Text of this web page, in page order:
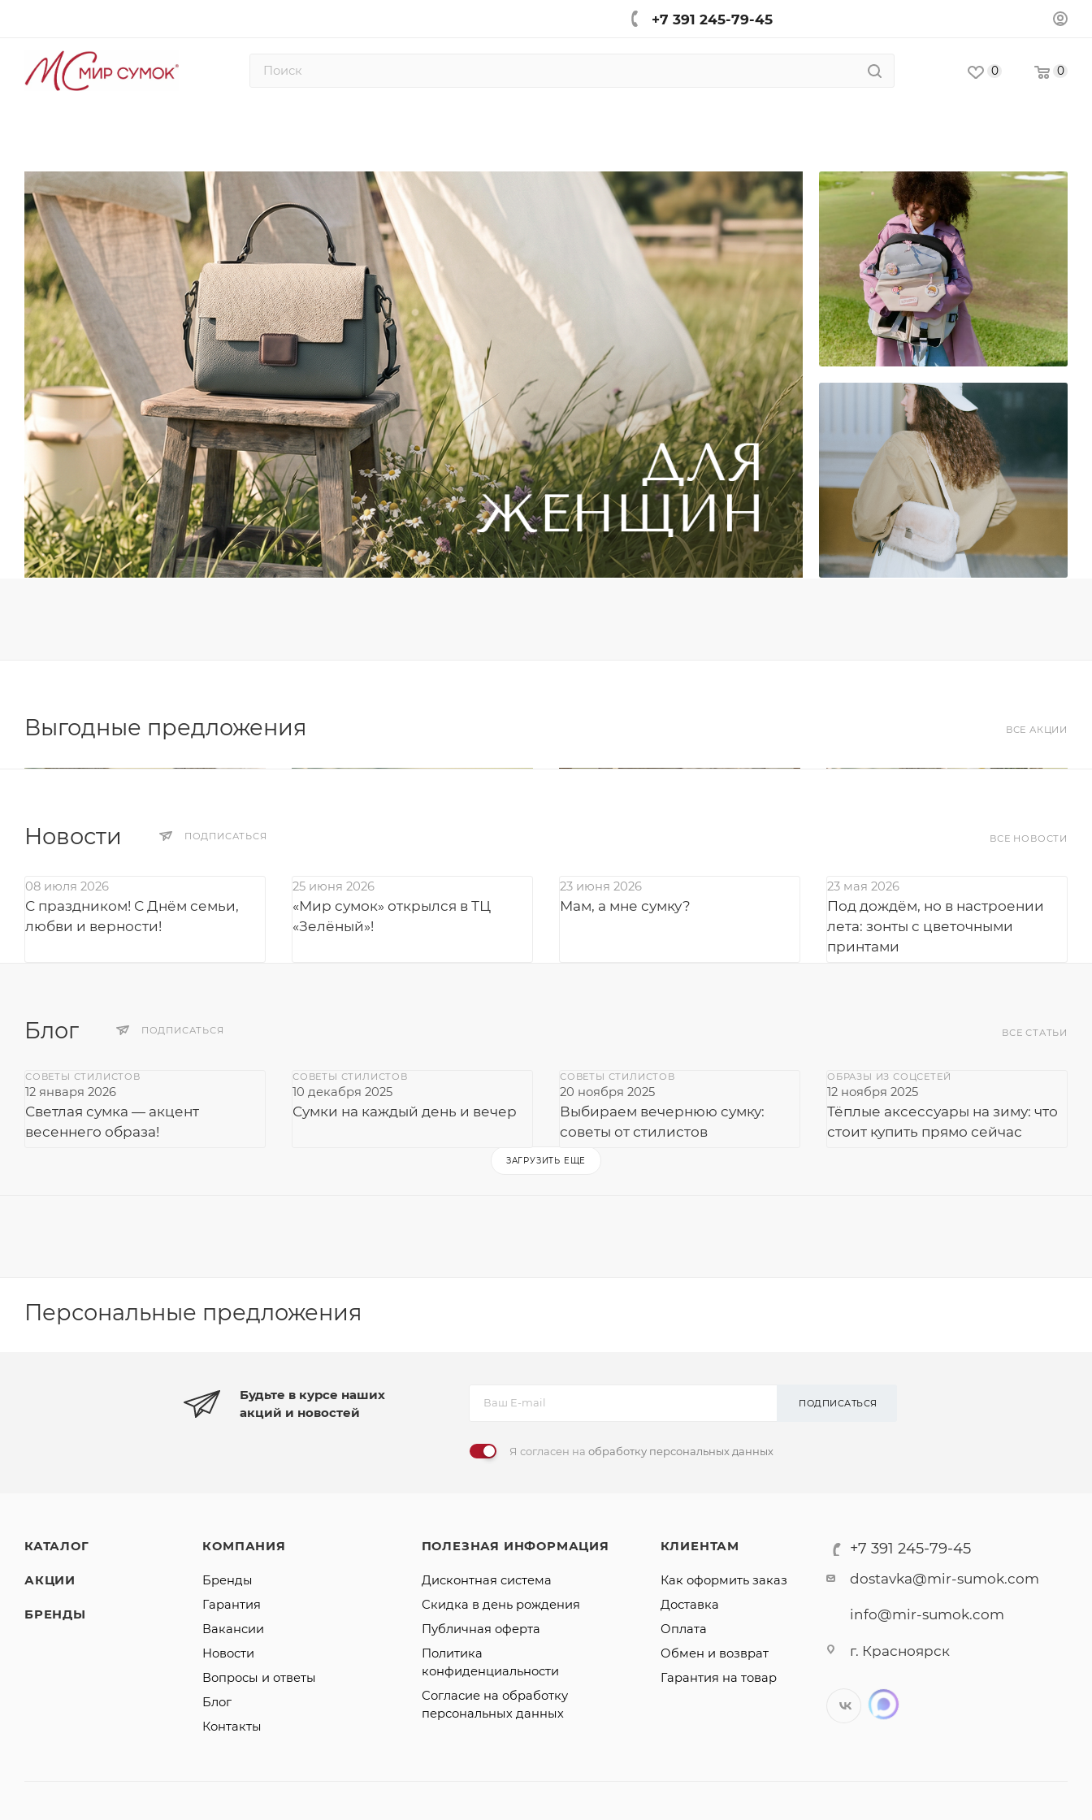
+7 391 245-79-45
0 0
Выгодные предложения ВСЕ АКЦИИ
Новости ПОДПИСАТЬСЯ ВСЕ НОВОСТИ
08 июля 2026
С праздником! С Днём семьи,
любви и верности!
25 июня 2026
«Мир сумок» открылся в ТЦ
«Зелёный»!
23 июня 2026
Мам, а мне сумку?
23 мая 2026
Под дождём, но в настроении
лета: зонты с цветочными
принтами
Блог ПОДПИСАТЬСЯ ВСЕ СТАТЬИ
СОВЕТЫ СТИЛИСТОВ
12 января 2026
Светлая сумка — акцент
весеннего образа!
СОВЕТЫ СТИЛИСТОВ
10 декабря 2025
Сумки на каждый день и вечер
СОВЕТЫ СТИЛИСТОВ
20 ноября 2025
Выбираем вечернюю сумку:
советы от стилистов
ОБРАЗЫ ИЗ СОЦСЕТЕЙ
12 ноября 2025
Тёплые аксессуары на зиму: что
стоит купить прямо сейчас
ЗАГРУЗИТЬ ЕЩЕ
Персональные предложения
Будьте в курсе наших
акций и новостей
ПОДПИСАТЬСЯ
Я согласен на обработку персональных данных
КАТАЛОГ
АКЦИИ
БРЕНДЫ
КОМПАНИЯ
Бренды
Гарантия
Вакансии
Новости
Вопросы и ответы
Блог
Контакты
ПОЛЕЗНАЯ ИНФОРМАЦИЯ
Дисконтная система
Скидка в день рождения
Публичная оферта
Политика
конфиденциальности
Согласие на обработку
персональных данных
КЛИЕНТАМ
Как оформить заказ
Доставка
Оплата
Обмен и возврат
Гарантия на товар
+7 391 245-79-45
dostavka@mir-sumok.com
info@mir-sumok.com
г. Красноярск